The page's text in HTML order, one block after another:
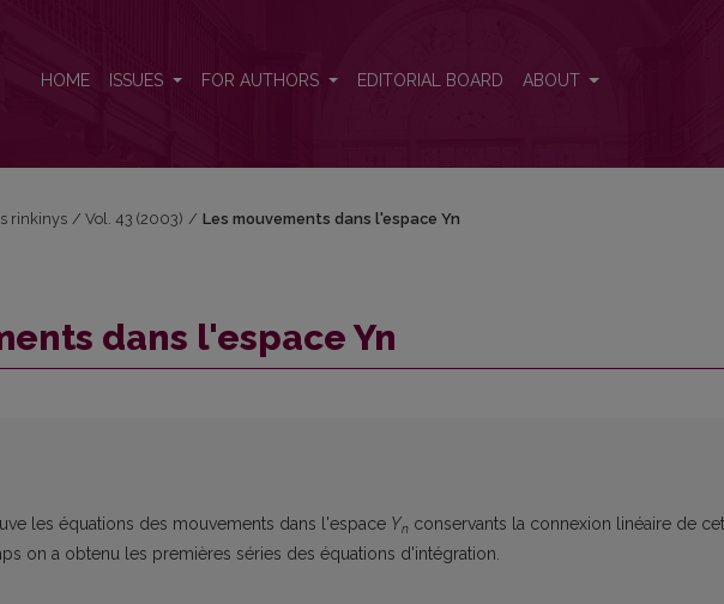
HOME ISSUES FOR AUTHORS EDITORIAL BOARD ABOUT
rinkinys / Vol. 43 (2003) / Les mouvements dans l'espace Yn
dans l'espace Yn
les équations des mouvements dans l'espace Yn conservants la con­nexion linéaire de cet
on a obtenu les premières séries des équations d'intégration.